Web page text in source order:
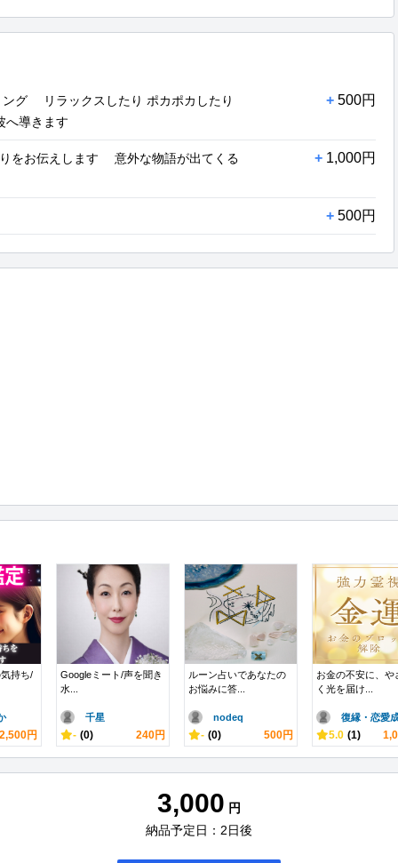
グ リラックスしたり ポカポカしたり
へ導きます
+ 500円
をお伝えします 意外な物語が出てくる + 1,000円
+ 500円
持ち/
2,500円
Googleミート/声を聞き
水...
千星
- (0) 240円
ルーン占いであなたの
お悩みに答...
nodeq
- (0) 500円
お金の不安に、や
く光を届け...
復縁・恋愛
5.0 (1)
3,000 円
納品予定日：2日後